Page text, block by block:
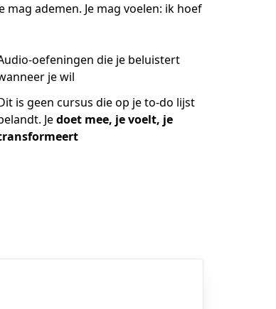
mag ademen. Je mag voelen: ik hoef
oefeningen die je beluistert
je wil
is geen cursus die op je to-do lijst
Jedoet mee, je voelt, je